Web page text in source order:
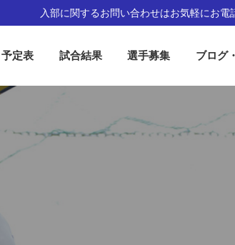
入部に関するお問い合わせはお気軽にお電
予定表 試合結果 選手募集 ブログ